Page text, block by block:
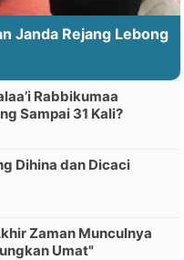
Janda Rejang Lebong
Rabbikumaa
Sampai 31 Kali?
Dihina dan Dicaci
Zaman Munculnya
Umat"